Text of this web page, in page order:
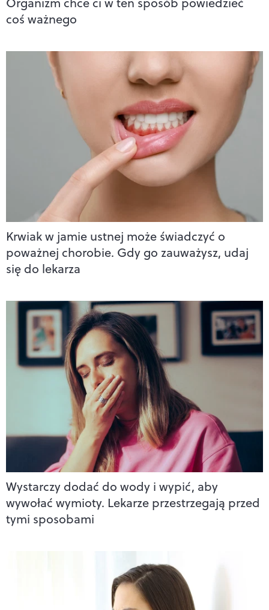
coś ważnego
Krwiak w jamie ustnej może świadczyć o
poważnej chorobie. Gdy go zauważysz, udaj
się do lekarza
Wystarczy dodać do wody i wypić, aby
wywołać wymioty. Lekarze przestrzegają przed
tymi sposobami